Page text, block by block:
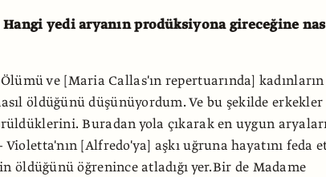
yedi aryanın prodüksiyona gireceğine
Ölümü ve [Maria Callas'ın repertuarında] kadınların
öldüğünü düşünüyordum. Ve bu şekilde erkekler
Buradan yola çıkarak en uygun
[Alfredo'ya] aşkı uğruna hayatını feda
öldüğünü öğrenince atladığı yer.Bir de Madame